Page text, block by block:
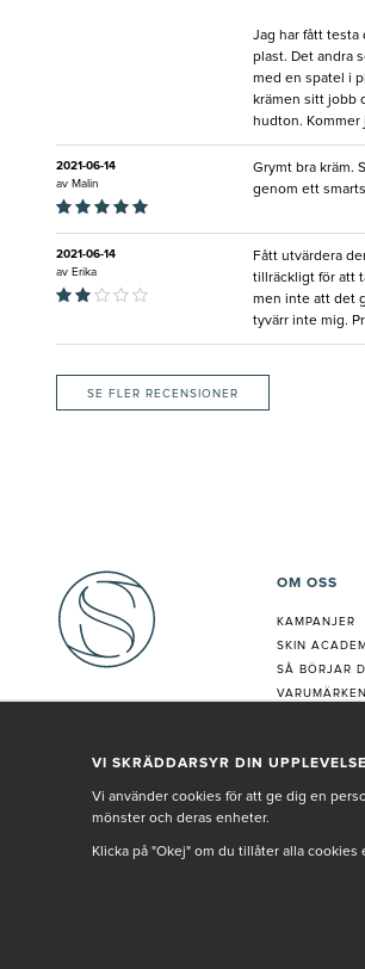
Jag har fått testa
plast. Det andra
med en spatel i
krämen sitt jobb
hudton. Kommer
2021-06-14
av Malin
Grymt bra kräm.
genom ett
2021-06-14
av Erika
Fått utvärdera
tillräckligt för att
men inte att det
tyvärr inte mig.
SE FLER RECENSIONER
OM OSS
KAMPANJER
SKIN
SÅ BÖRJAR
VARUMÄRKEN
VÅR
VI SKRÄDDARSYR DIN UPPLEVELSE
Vi använder cookies för att ge dig en
mönster och deras enheter.
Klicka på "Okej" om du tillåter alla